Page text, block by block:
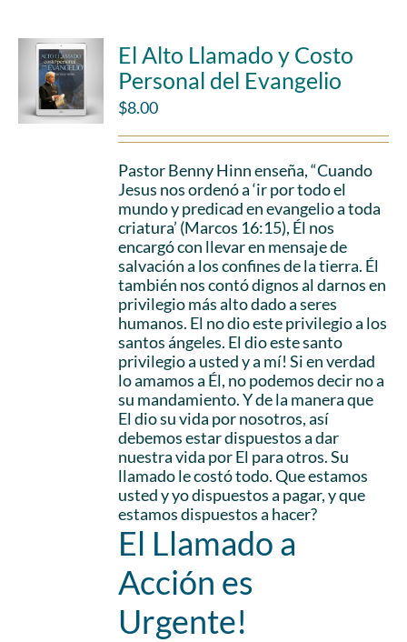
El Alto Llamado y Costo
Personal del Evangelio
$8.00
Pastor Benny Hinn enseña, “Cuando
Jesus nos ordenó a ‘ir por todo el
mundo y predicad en evangelio a toda
criatura’ (Marcos 16:15), Él nos
encargó con llevar en mensaje de
salvación a los confines de la tierra. Él
también nos contó dignos al darnos en
privilegio más alto dado a seres
humanos. El no dio este privilegio a los
santos ángeles. El dio este santo
privilegio a usted y a mí! Si en verdad
lo amamos a Él, no podemos decir no a
su mandamiento. Y de la manera que
El dio su vida por nosotros, así
debemos estar dispuestos a dar
nuestra vida por El para otros. Su
llamado le costó todo. Que estamos
usted y yo dispuestos a pagar, y que
estamos dispuestos a hacer?
El Llamado a
Acción es
Urgente!